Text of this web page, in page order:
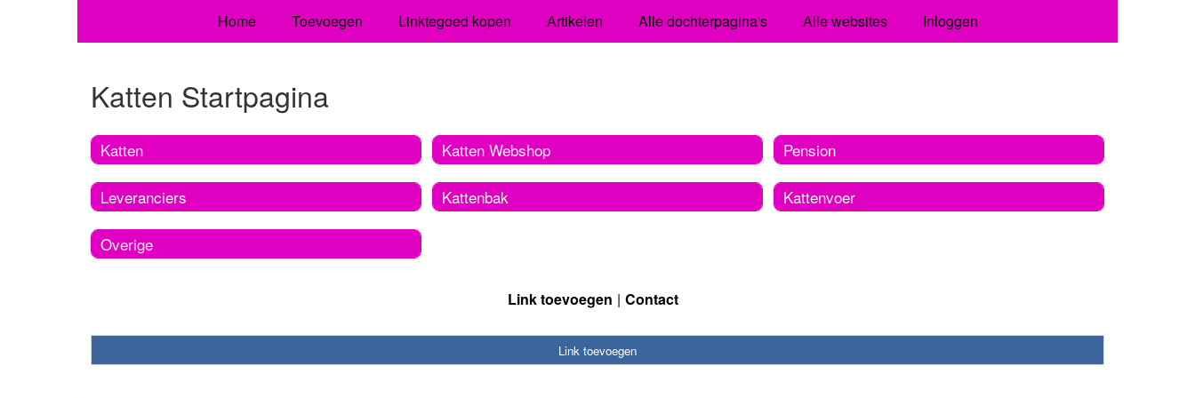
Home Toevoegen Linktegoed kopen Artikelen Alle dochterpagina's Alle websites Inloggen
Katten Startpagina
Katten
Leveranciers
Overige
Katten Webshop
Kattenbak
Pension
Kattenvoer
Link toevoegen Contact
Link toevoegen